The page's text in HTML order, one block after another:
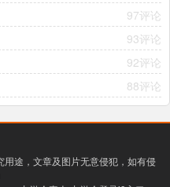
97评论
93评论
92评论
88评论
途，文章及图片无意侵犯，如有侵